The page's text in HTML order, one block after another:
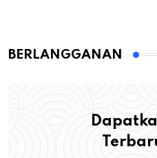
BERLANGGANAN